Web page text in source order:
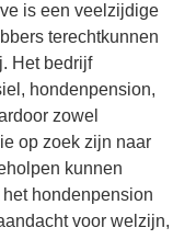
is een veelzijdige
terechtkunnen
Het bedrijf
hondenpension,
zowel
op zoek zijn naar
kunnen
hondenpension
voor welzijn,